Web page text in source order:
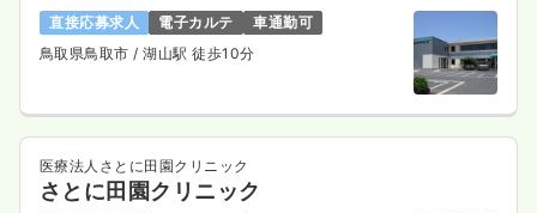
直接応募求人 電子カルテ
車通勤可
鳥取県鳥取市/ 湖山駅 徒歩10分
医療法人さとに田園クリニック
さとに田園クリニック